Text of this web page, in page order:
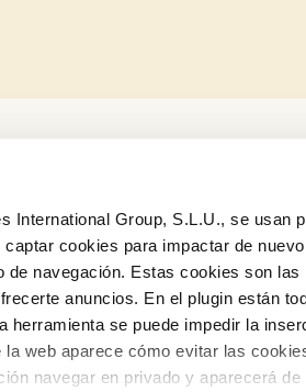
International Group, S.L.U., se usan
cookies para impactar de
navegación. Estas cookies son las
anuncios. En el plugin están
se puede impedir la
la web aparece cómo evitar las
navegar en privado y aparecerá de
nostres novetats?
de Borges